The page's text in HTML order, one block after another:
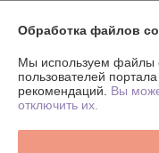
Доставка и оплата
График работы
Обработка файлов
Мы используем файлы
пользователей
рекомендаций. Вы
отключить их.